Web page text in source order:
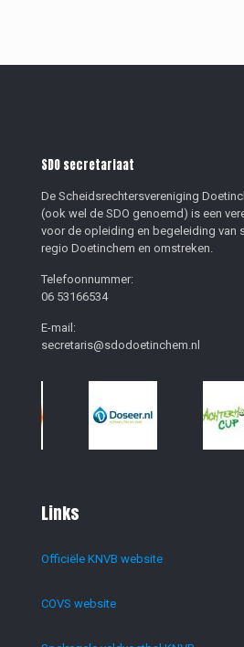
SDO secretariaat
De Scheidsrechtersvereniging
(ook wel de SDO genoemd) is een
voor de opleiding en begeleiding van
regio Doetinchem en omstreken.
Telefoonnummer:
06 53166534
E-mail:
secretaris@sdodoetinchem.nl
Links
Officiële KNVB website
COVS website